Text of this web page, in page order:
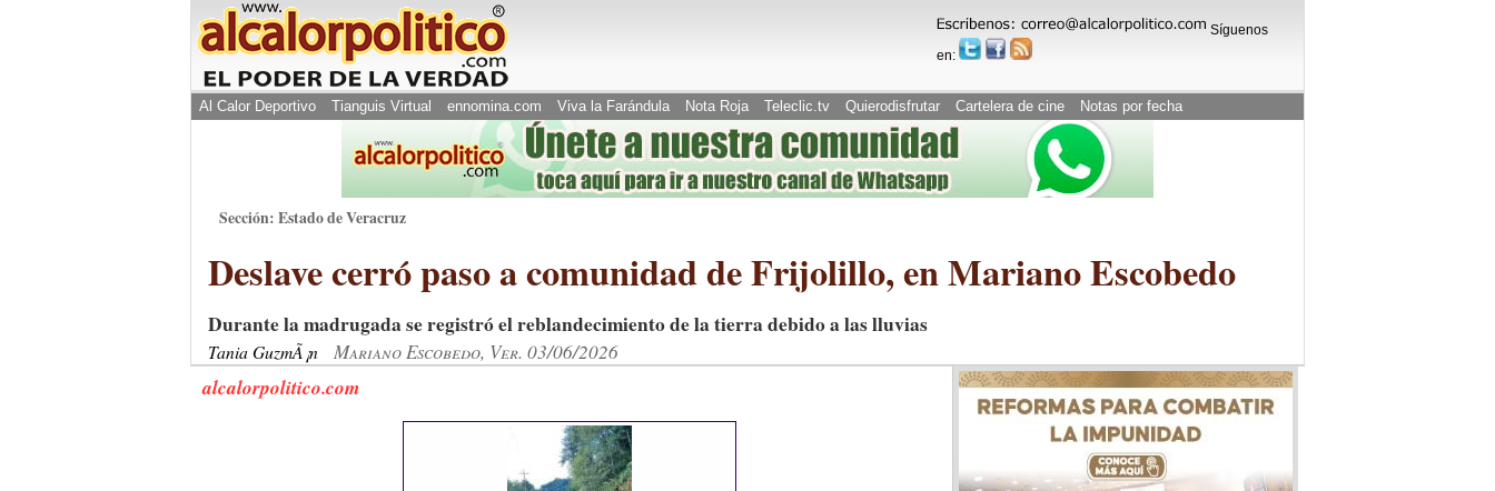
Síguenos
en:
Al Calor Deportivo Tianguis Virtual ennomina.com Viva la Farándula Nota Roja Teleclic.tv Quierodisfrutar Cartelera de cine Notas por fecha
Sección: Estado de Veracruz
Deslave cerró paso a comunidad de Frijolillo, en Mariano Escobedo
Durante la madrugada se registró el reblandecimiento de la tierra debido a las lluvias
Tania GuzmÃ¡n Mariano Escobedo, Ver. 03/06/2026
alcalorpolitico.com